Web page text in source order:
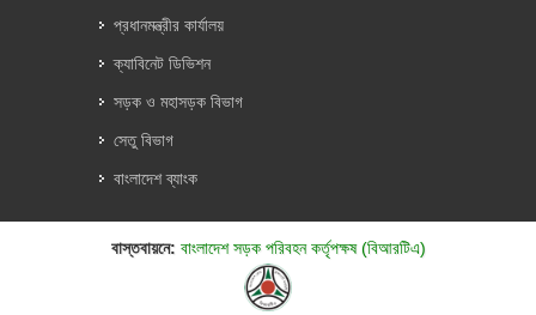
প্রধানমন্ত্রীর কার্যালয়
ক্যাবিনেট ডিভিশন
সড়ক ও মহাসড়ক বিভাগ
সেতু বিভাগ
বাংলাদেশ ব্যাংক
বাস্তবায়নে: বাংলাদেশ সড়ক পরিবহন কর্তৃপক্ষ (বিআরটিএ)